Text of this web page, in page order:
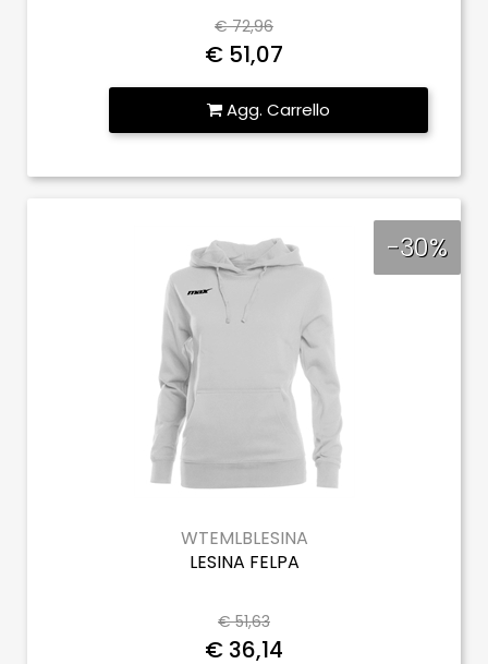
€ 72,96
€ 51,07
Quantità
Agg. Carrello
-30%
WTEMLBLESINA
LESINA FELPA
€ 51,63
€ 36,14